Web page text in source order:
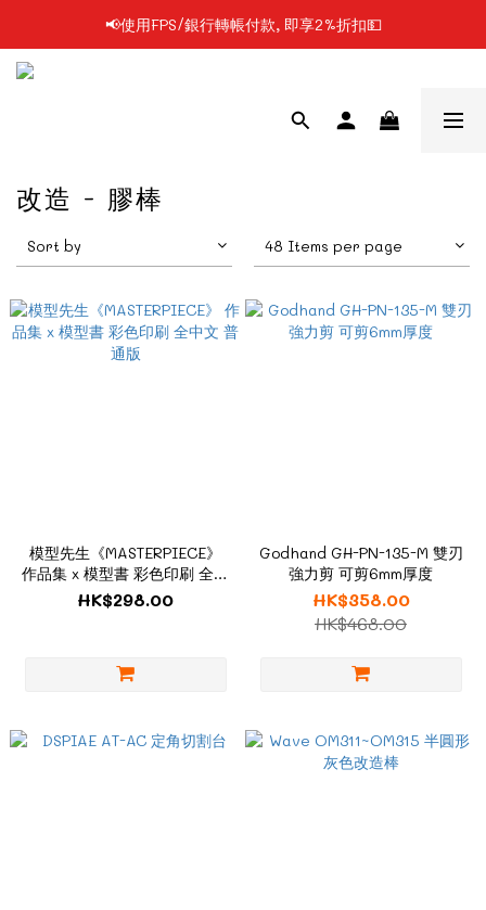
📢凡購物滿$199 順豐自提點免運費📦📦
📢使用FPS/銀行轉帳付款, 即享2%折扣💵
改造 - 膠棒
Sort by 48 Items per page
模型先生《MASTERPIECE》
作品集 x 模型書 彩色印刷 全中
文 普通版
HK$298.00
Godhand GH-PN-135-M 雙刃
強力剪 可剪6mm厚度
HK$358.00
HK$468.00